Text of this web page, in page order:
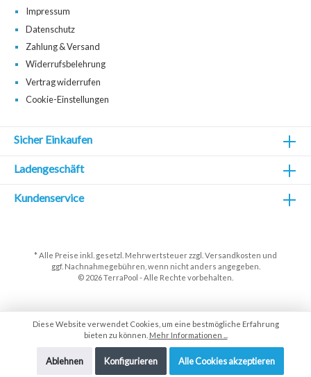
Kundenservice
Impressum
Datenschutz
Zahlung & Versand
Widerrufsbelehrung
Vertrag widerrufen
Cookie-Einstellungen
Sicher Einkaufen
Ladengeschäft
* Alle Preise inkl. gesetzl. Mehrwertsteuer zzgl. Versandkosten und
ggf. Nachnahmegebühren, wenn nicht anders angegeben.
© 2026 TerraPool - Alle Rechte vorbehalten.
Diese Website verwendet Cookies, um eine bestmögliche Erfahrung
bieten zu können. Mehr Informationen ...
Ablehnen Konfigurieren Alle Cookies akzeptieren